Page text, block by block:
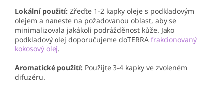
Lokální použití: Zřeďte 1-2 kapky oleje s podkladovým
olejem a naneste na požadovanou oblast, aby se
minimalizovala jakákoli podrážděnost kůže. Jako
podkladový olej doporučujeme doTERRA frakcionovaný
kokosový olej.
Aromatické použití: Použijte 3-4 kapky ve zvoleném
difuzéru.